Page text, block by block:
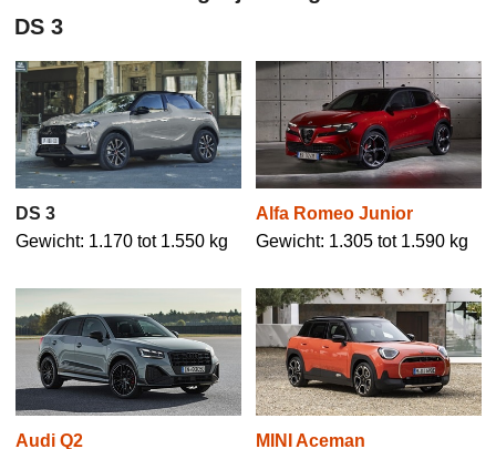
DS 3
DS 3
Gewicht: 1.170 tot 1.550 kg
Alfa Romeo Junior
Gewicht: 1.305 tot 1.590 kg
Audi Q2
MINI Aceman